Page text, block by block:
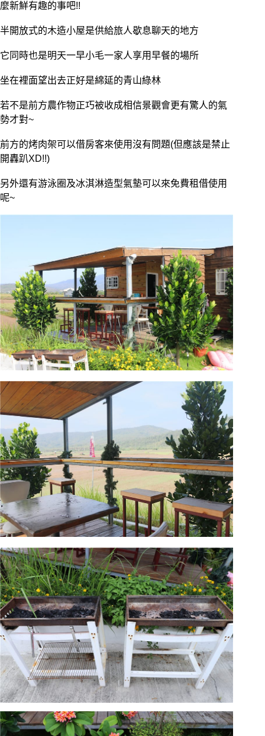
麼新鮮有趣的事吧!!
半開放式的木造小屋是供給旅人歇息聊天的地方
它同時也是明天一早小毛一家人享用早餐的場所
坐在裡面望出去正好是綿延的青山綠林
若不是前方農作物正巧被收成相信景觀會更有驚人的氣
勢才對~
前方的烤肉架可以借房客來使用沒有問題(但應該是禁止
開轟趴XD!!)
另外還有游泳圈及冰淇淋造型氣墊可以來免費租借使用
呢~